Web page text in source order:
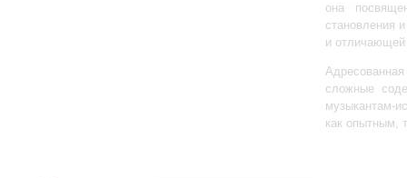
она
становления
и отличающей
сложные
музыкантам-
как опытным,